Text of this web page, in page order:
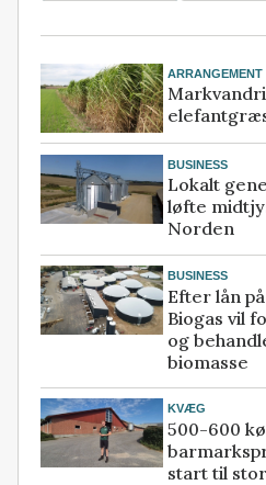
ARRANGEMENT
BUSINESS
Lokalt
løfte
Norden
BUSINESS
Efter lån
Biogas vil
og
biomasse
KVÆG
500-600
start til